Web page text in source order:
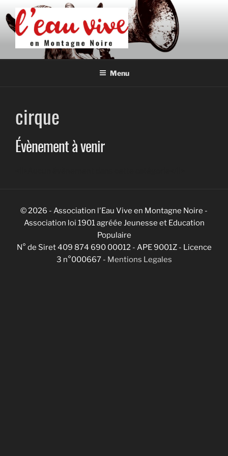
au
contenu
principal
L'EAU VIVE EN MONTAGNE
Association de développement culturel en Montagne Noire
Menu
cirque
Évènement à venir
© 2026 - Association l'Eau Vive en Montagne Noire -
Association loi 1901 agréée Jeunesse et Education
Populaire
N° de Siret 409 874 690 00012 - APE 9001Z - Licence
3 n°000667 - Mentions Legales